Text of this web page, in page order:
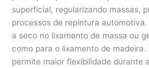
superficial, regularizando massas,
processos de repintura
a seco no lixamento de massa ou
como para o lixamento de
permite maior flexibilidade durante